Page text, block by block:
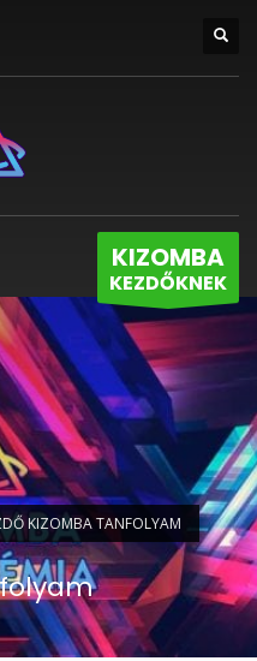
KIZOMBA
KEZDŐKNEK
KIZOMBA TANFOLYAM